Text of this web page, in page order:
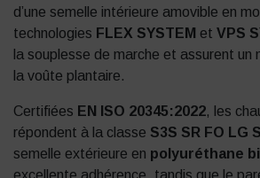
d’une semelle intérieure amovible en
technologies FLEX SYSTEM et VPS
la souplesse de marche et assurent un
la voûte plantaire.
Certifiées EN ISO 20345:2022, les
répondent à la classe S3S SR FO LG
semelle extérieure en polyuréthane